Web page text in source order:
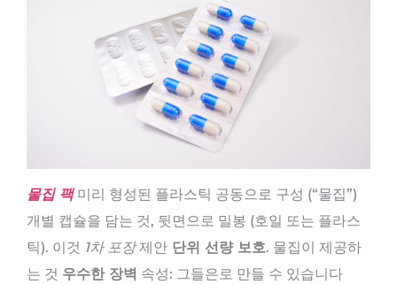
물집 팩미리 형성된 플라스틱 공동으로 구성 (“물집”)
개별 캡슐을 담는 것, 뒷면으로 밀봉 (호일 또는 플라스
틱). 이것 1차 포장제안 단위 선량 보호. 물집이 제공하
는 것 우수한 장벽 속성: 그들은로 만들 수 있습니다